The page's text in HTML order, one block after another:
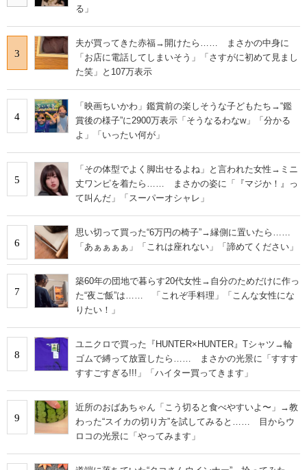
る」
3
夫が買ってきた赤福→開けたら…… まさかの中身に
「お店に電話してしまいそう」「さすがに初めて見まし
た笑」と107万表示
4
「映画ちいかわ」鑑賞前の楽しそうな子どもたち→“鑑
賞後の様子”に2900万表示「そうなるわなw」「分かる
よ」「いったい何が」
5
「その体型でよく脚出せるよね」と言われた女性→ミニ
丈ワンピを着たら…… まさかの姿に「『マジか！』っ
て叫んだ」「スーパーオシャレ」
6
思い切って買った“6万円の椅子”→縁側に置いたら……
「あぁぁぁぁ」「これは座れない」「諦めてください」
7
築60年の団地で暮らす20代女性→自分のためだけに作っ
た“夜ご飯”は…… 「これぞ手料理」「こんな女性にな
りたい！」
8
ユニクロで買った『HUNTER×HUNTER』Tシャツ→輪
ゴムで縛って放置したら…… まさかの光景に「すすす
すすごすぎる!!!」「ハイター買ってきます」
9
近所のおばあちゃん「こう切ると食べやすいよ〜」→教
わった“スイカの切り方”を試してみると…… 目からウ
ロコの光景に「やってみます」